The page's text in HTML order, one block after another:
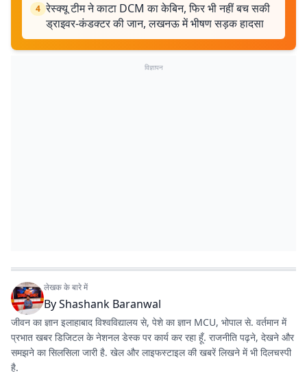
4 रेस्क्यू टीम ने काटा DCM का केबिन, फिर भी नहीं बच सकी
ड्राइवर-कंडक्टर की जान, लखनऊ में भीषण सड़क हादसा
विज्ञापन
लेखक के बारे में
ByShashank Baranwal
जीवन का ज्ञान इलाहाबाद विश्वविद्यालय से, पेशे का ज्ञान MCU, भोपाल से. वर्तमान में
प्रभात खबर डिजिटल के नेशनल डेस्क पर कार्य कर रहा हूँ. राजनीति पढ़ने, देखने और
समझने का सिलसिला जारी है. खेल और लाइफस्टाइल की खबरें लिखने में भी दिलचस्पी
है.